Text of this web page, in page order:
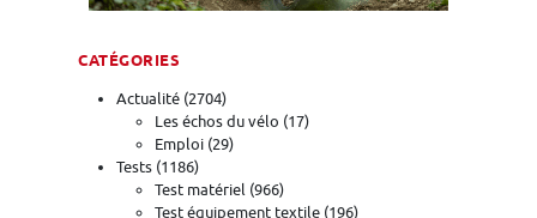
CATÉGORIES
Actualité (2704)
Les échos du vélo (17)
Emploi (29)
Tests (1186)
Test matériel (966)
Test équipement textile (196)